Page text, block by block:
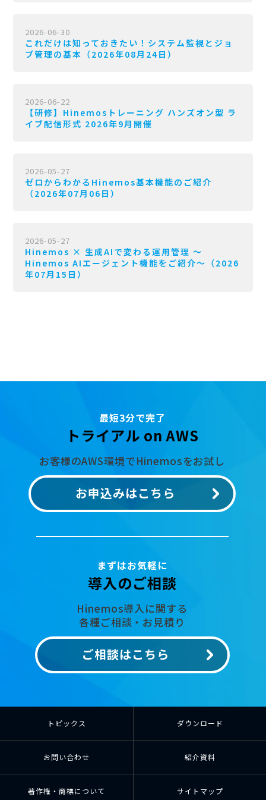
2026-06-30
これだけは知っておきたい！システム監視とジョ
ブ管理の基本（2026年08月24日）
2026-06-22
【研修】Hinemosトレーニング ハンズオン型 ラ
イブ配信形式 2026年9月開催
2026-05-27
ゼロからわかるHinemos基本機能のご紹介
（2026年07月06日）
2026-05-27
Hinemos × 生成AIで変わる運用管理 〜
Hinemos AIエージェント機能をご紹介〜（2026
年07月15日）
最短3分で完了
トライアル on AWS
お客様のAWS環境でHinemosをお試し
お申込みはこちら
まずはお気軽に
導入のご相談
Hinemos導入に関する
各種ご相談・お見積り
ご相談はこちら
トピックス ダウンロード
お問い合わせ 紹介資料
著作権・商標について サイトマップ